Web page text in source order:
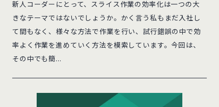
新人コーダーにとって、スライス作業の効率化は一つの大
きなテーマではないでしょうか。かく言う私もまだ入社し
て間もなく、様々な方法で作業を行い、試行錯誤の中で効
率よく作業を進めていく方法を模索しています。今回は、
その中でも簡...